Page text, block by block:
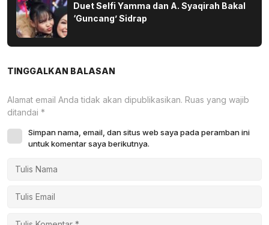
Duet Selfi Yamma dan A. Syaqirah Bakal
‘Guncang’ Sidrap
TINGGALKAN BALASAN
Alamat email Anda tidak akan dipublikasikan. Ruas yang wajib
ditandai *
Simpan nama, email, dan situs web saya pada peramban ini
untuk komentar saya berikutnya.